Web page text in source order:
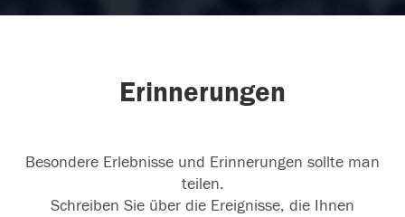
Erinnerungen
Besondere Erlebnisse und Erinnerungen sollte man
teilen.
Schreiben Sie über die Ereignisse, die Ihnen